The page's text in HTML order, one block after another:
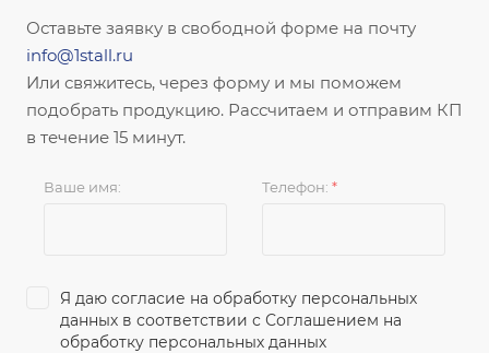
Оставьте заявку в свободной форме на почту
info@1stall.ru
Или свяжитесь, через форму и мы поможем
подобрать продукцию. Рассчитаем и отправим КП
в течение 15 минут.
Ваше имя: Телефон: *
Я даю согласие на обработку персональных
данных в соответствии с Соглашением на
обработку персональных данных